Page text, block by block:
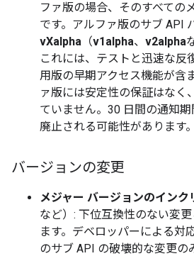
ファ版の場合、そのすべての
です。アルファ版のサブ API
vXalpha （v1alpha、 v2alpha
これには、テストと迅速な反
用版の早期アクセス機能が含
ァ版には安定性の保証はなく
ていません。30 日間の通知
廃止される可能性があります。
バージョンの変更
メジャー バージョンのインク
など）: 下位互換性のない変
ます。デベロッパーによる対
のサブ API の破壊的な変更の